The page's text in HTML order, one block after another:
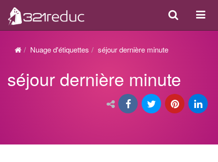
ou
Search
Nuage d'étiquettes séjour dernière minute
séjour dernière minute